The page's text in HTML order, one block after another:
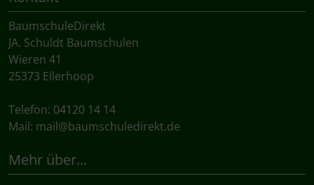
BaumschuleDirekt
JA. Schuldt Baumschulen
Wieren 41
25373 Ellerhoop
Telefon: 04120 14 14
Mail: mail@baumschuledirekt.de
Mehr über...